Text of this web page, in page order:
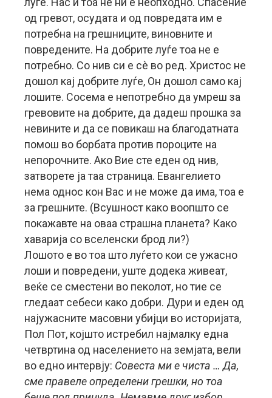
од гревот, осудата и од повредата им е
потребна на грешниците, виновните и
повредените. На добрите луѓе тоа не е
потребно. Со нив си е сè во ред. Христос не
дошол кај добрите луѓе, Он дошол само кај
лошите. Сосема е непотребно да умреш за
гревовите на добрите, да дадеш прошка за
невините и да се повикаш на благодатната
помош во борбата против пороците на
непорочните. Ако Вие сте еден од нив,
затворете ја таа страница. Евангелието
нема однос кон Вас и не може да има, тоа е
за грешните. (Всушност како воопшто се
покажавте на оваа страшна планета? Како
хаварија со вселенски брод ли?)
Лошото е во тоа што луѓето кои се ужасно
лоши и повредени, уште додека живеат,
веќе се сместени во пеколот, но тие се
гледаат себеси како добри. Дури и еден од
најужасните масовни убијци во историјата,
Пол Пот, којшто истребил најмалку една
четвртина од населението на земјата, вели
во едно интервју: Совеста ми е чиста … Да,
сме правеле определени грешки, но тоа